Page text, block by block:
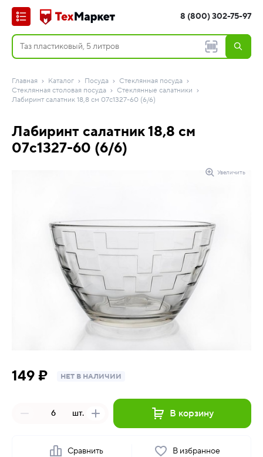
8 (800) 302-75-97
Главная Каталог Посуда
Стеклянная посуда
Стеклянная столовая посуда
Стеклянные салатники
Лабиринт салатник 18,8 см 07с1327-60 (6/6)
Лабиринт салатник 18,8 см
07с1327-60 (6/6)
Увеличить
149 ₽ НЕТ В НАЛИЧИИ
шт. В корзину
Сравнить В избранное